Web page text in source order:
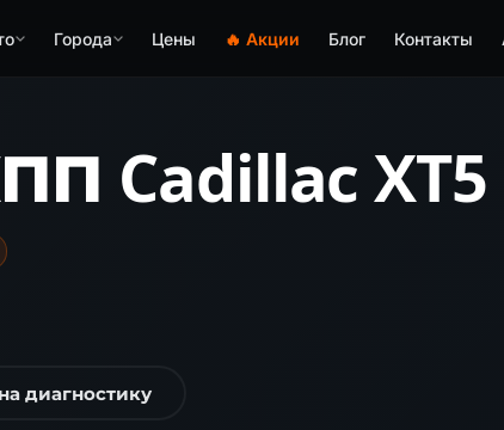
Города Цены 🔥 Акции Блог Контакты
Cadillac
диагностику